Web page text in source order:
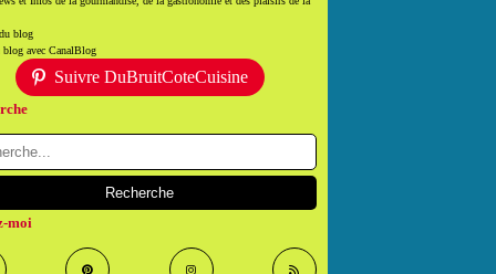
blog
blog avec CanalBlog
Suivre DuBruitCoteCuisine
moi